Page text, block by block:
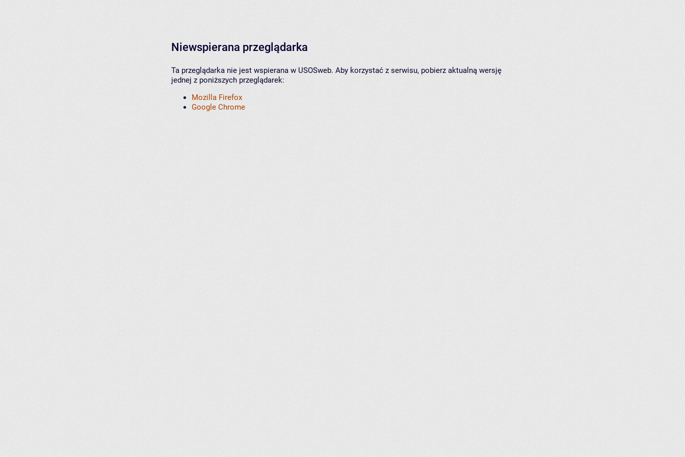
Niewspierana przeglądarka
Ta przeglądarka nie jest wspierana w USOSweb. Aby korzystać z serwisu, pobierz aktualną wersję
jednej z poniższych przeglądarek:
Mozilla Firefox
Google Chrome